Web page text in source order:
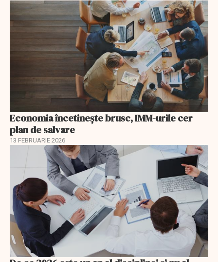
Economia încetinește brusc, IMM-urile cer
plan de salvare
13 FEBRUARIE 2026